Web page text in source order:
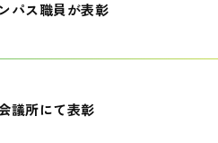
パス職員が表彰
議所にて表彰